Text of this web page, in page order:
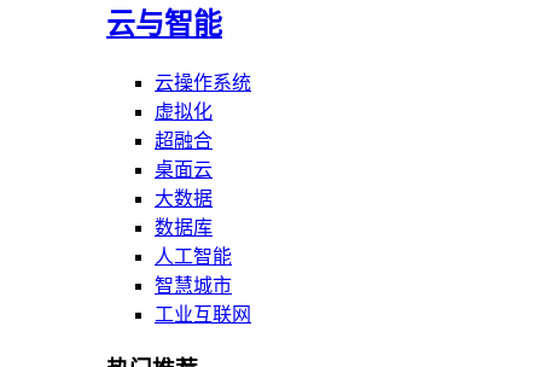
云与智能
云操作系统
虚拟化
超融合
桌面云
大数据
数据库
人工智能
智慧城市
工业互联网